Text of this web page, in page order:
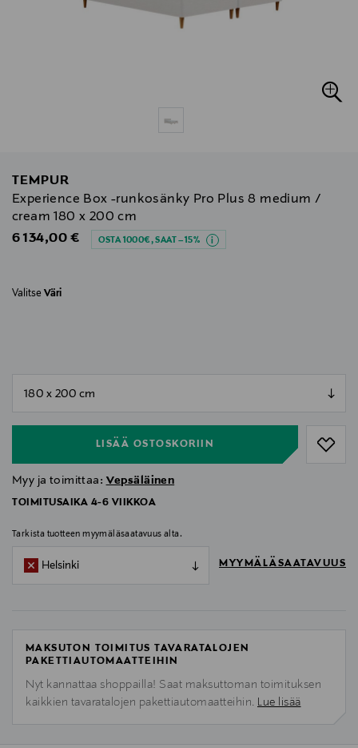
TEMPUR
Experience Box -runkosänky Pro Plus 8 medium /
cream 180 x 200 cm
Original Price
6 134,00 € OSTA 1000€, SAAT –15%
Valitse Väri
LISÄÄ OSTOSKORIIN
Myy ja toimittaa: Vepsäläinen
TOIMITUSAIKA 4-6 VIIKKOA
Tarkista tuotteen myymäläsaatavuus alta.
Helsinki MYYMÄLÄSAATAVUUS
MAKSUTON TOIMITUS TAVARATALOJEN
PAKETTIAUTOMAATTEIHIN
Nyt kannattaa shoppailla! Saat maksuttoman toimituksen
kaikkien tavaratalojen pakettiautomaatteihin. Lue lisää